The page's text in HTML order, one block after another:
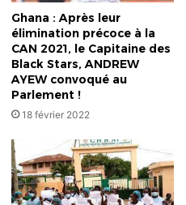
Ghana : Après leur
élimination précoce à la
CAN 2021, le Capitaine des
Black Stars, ANDREW
AYEW convoqué au
Parlement !
18 février 2022